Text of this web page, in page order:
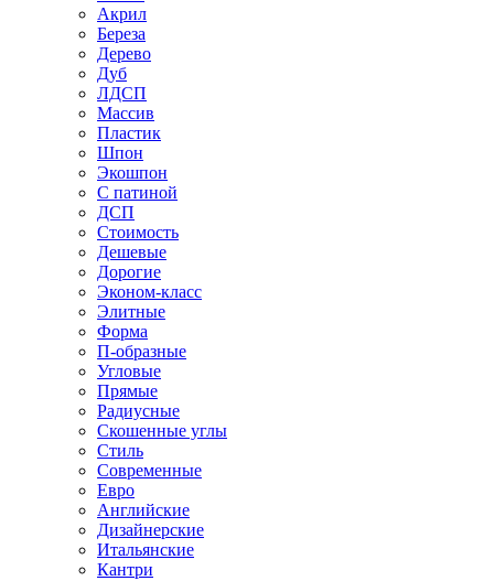
Акрил
Береза
Дерево
Дуб
ЛДСП
Массив
Пластик
Шпон
Экошпон
С патиной
ДСП
Стоимость
Дешевые
Дорогие
Эконом-класс
Элитные
Форма
П-образные
Угловые
Прямые
Радиусные
Скошенные углы
Стиль
Современные
Евро
Английские
Дизайнерские
Итальянские
Кантри